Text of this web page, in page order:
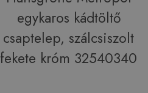
egykaros kádtöltő
csaptelep, szálcsiszolt
fekete króm 32540340